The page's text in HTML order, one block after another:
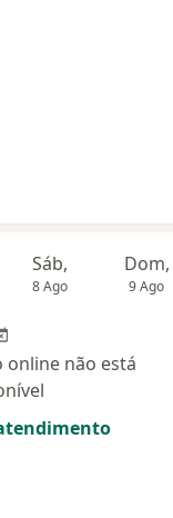
Sáb,
8 Ago
Dom,
9 Ago
online não está